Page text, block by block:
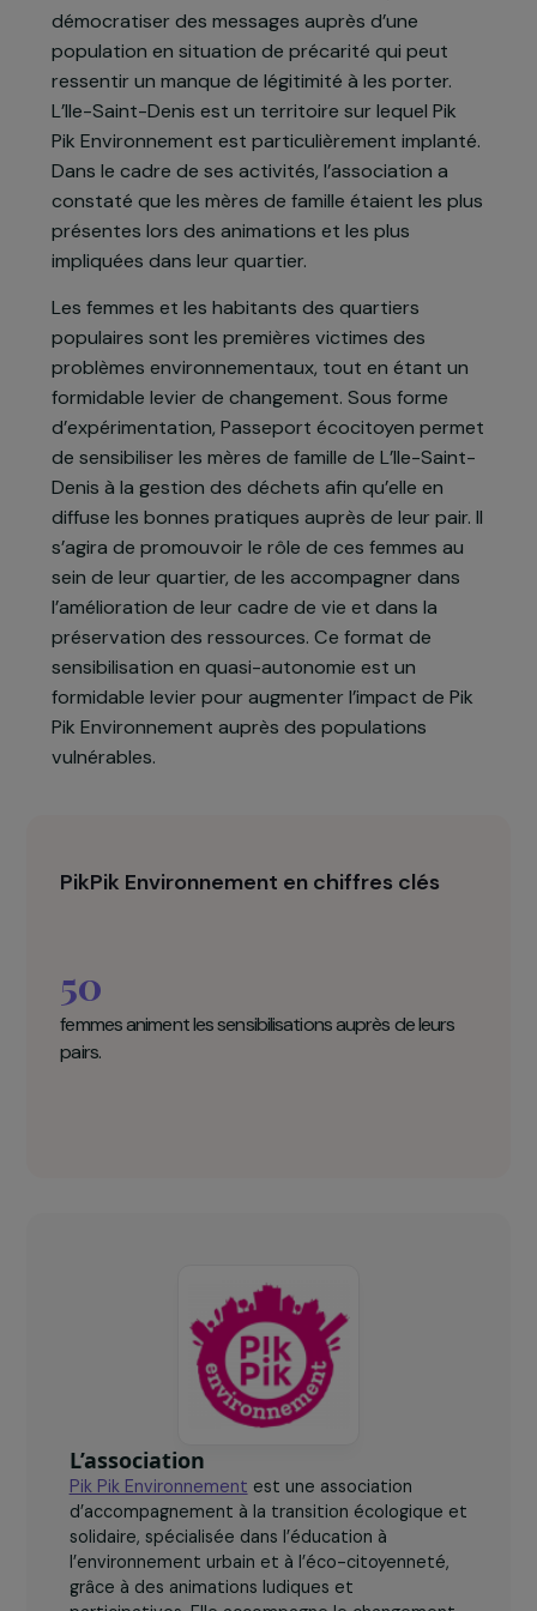
écocitoyen, un projet de mobilisation et de
sensibilisation de citoyens sur les thématiques
du développement durable.
L’action est menée dans un quartier populaire de
L’Ile-Saint-Denis en Seine-Saint-Denis, afin de
démocratiser des messages auprès d’une
population en situation de précarité qui peut
ressentir un manque de légitimité à les porter.
L’Ile-Saint-Denis est un territoire sur lequel Pik
Pik Environnement est particulièrement implanté.
Dans le cadre de ses activités, l’association a
constaté que les mères de famille étaient les plus
présentes lors des animations et les plus
impliquées dans leur quartier.
Les femmes et les habitants des quartiers
populaires sont les premières victimes des
problèmes environnementaux, tout en étant un
formidable levier de changement. Sous forme
d’expérimentation, Passeport écocitoyen
de sensibiliser les mères de famille de L’Ile-Saint-
Denis à la gestion des déchets afin qu’elle en
diffuse les bonnes pratiques auprès de leur pair. Il
préservation des ressources. Ce format de
Pik Environnement auprès des populations
vulnérables.
femmes animent les sensibilisations auprès de leurs